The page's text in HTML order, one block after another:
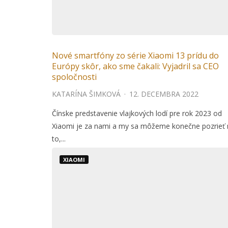
Nové smartfóny zo série Xiaomi 13 prídu do
Európy skôr, ako sme čakali: Vyjadril sa CEO
spoločnosti
KATARÍNA ŠIMKOVÁ · 12. DECEMBRA 2022
Čínske predstavenie vlajkových lodí pre rok 2023 od
Xiaomi je za nami a my sa môžeme konečne pozrieť
to,...
XIAOMI